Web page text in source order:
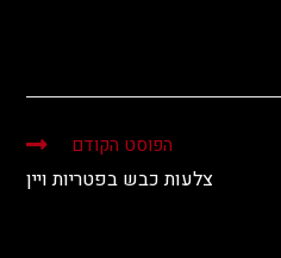
הפוסט הקודם
צלעות כבש בפטריות ויין